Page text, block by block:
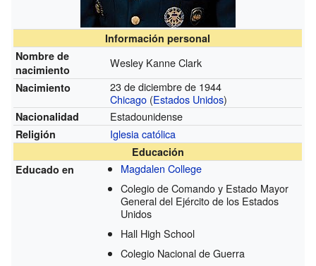
Información personal
Nombre de
nacimiento
Wesley Kanne Clark
Nacimiento
23 de diciembre de 1944
Chicago (Estados Unidos)
Nacionalidad Estadounidense
Religión Iglesia católica
Educación
Educado en
Magdalen College
Colegio de Comando y Estado Mayor
General del Ejército de los Estados
Unidos
Hall High School
Colegio Nacional de Guerra